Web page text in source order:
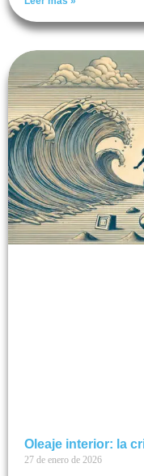
Oleaje interior: la
27 de enero de 2026